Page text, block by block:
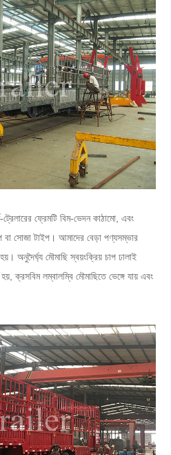
ফ্রেমটি বিম-ভেদন কাঠামো, এবং
বা সোজা টাইপ। আমাদের বেড়া পণ্যসম্ভার
অনুদৈর্ঘ্য মৌমাছি স্বয়ংক্রিয় চাপ ঢালাই
ক্রসবিম লম্বালম্বি মৌমাছিতে ভেঙ্গে যায় এবং